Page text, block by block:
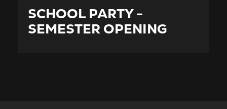
SCHOOL PARTY -
SEMESTER OPENING